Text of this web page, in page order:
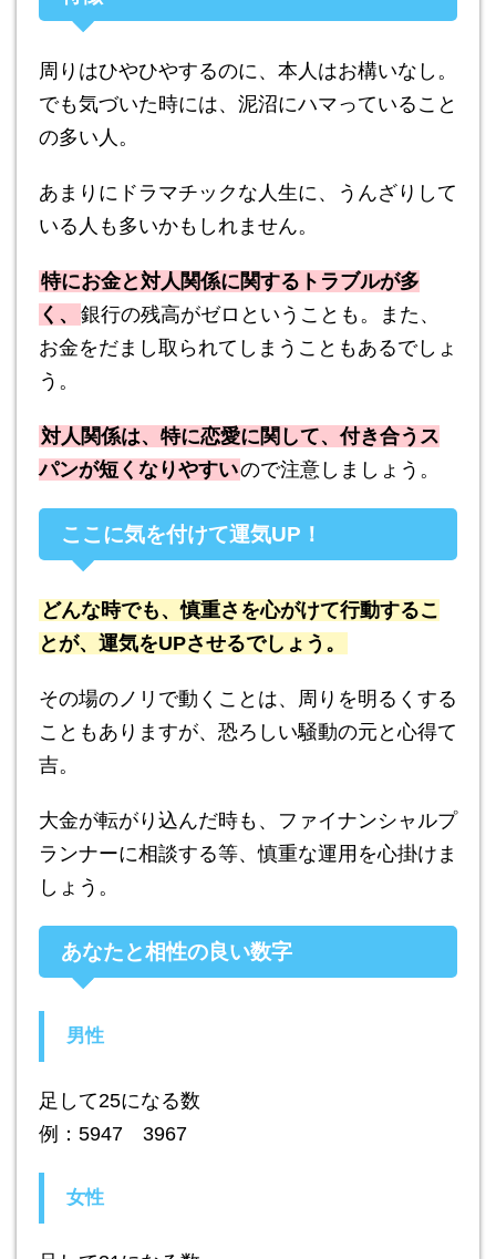
周りはひやひやするのに、本人はお構いなし。
でも気づいた時には、泥沼にハマっていること
の多い人。
あまりにドラマチックな人生に、うんざりして
いる人も多いかもしれません。
特にお金と対人関係に関するトラブルが多
く、 銀行の残高がゼロということも。また、
お金をだまし取られてしまうこともあるでしょ
う。
対人関係は、特に恋愛に関して、付き合うス
パンが短くなりやすいので注意しましょう。
ここに気を付けて運気UP！
どんな時でも、慎重さを心がけて行動するこ
とが、運気をUPさせるでしょう。
その場のノリで動くことは、周りを明るくする
こともありますが、恐ろしい騒動の元と心得て
吉。
大金が転がり込んだ時も、ファイナンシャルプ
ランナーに相談する等、慎重な運用を心掛けま
しょう。
あなたと相性の良い数字
男性
足して25になる数
例：5947 3967
女性